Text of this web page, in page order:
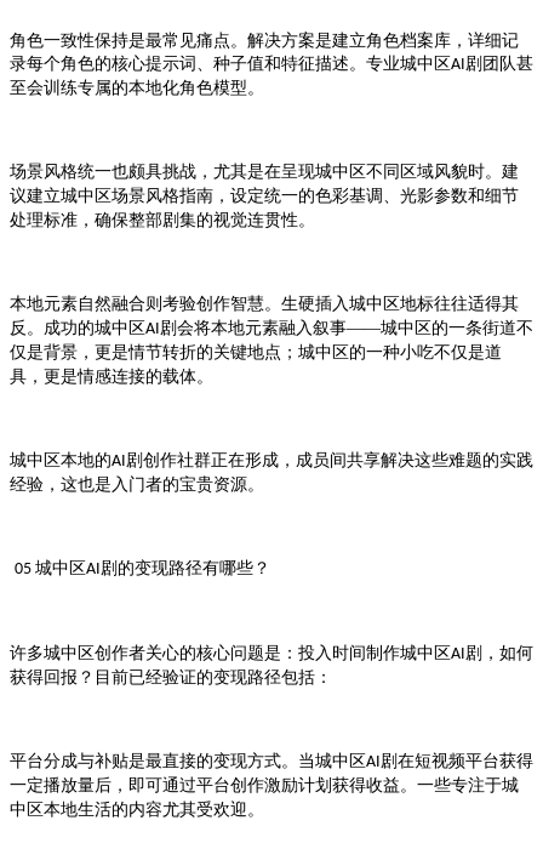
角色一致性保持是最常见痛点。解决方案是建立角色档案库，详细记
录每个角色的核心提示词、种子值和特征描述。专业城中区AI 剧团队甚
至会训练专属的本地化角色模型。
场景风格统一也颇具挑战，尤其是在呈现城中区不同区域风貌时。建
议建立城中区场景风格指南，设定统一的色彩基调、光影参数和细节
处理标准，确保整部剧集的视觉连贯性。
本地元素自然融合则考验创作智慧。生硬插入 城中区地标往往适得其
反。成功的城中区AI 剧会将本地元素融入叙事——城中区 的一条街道不
仅是背景，更是情节转折的关键地点； 城中区 的一种小吃不仅是道
具，更是情感连接的载体。
城中区本地的AI 剧创作社群正在形成，成员间共享解决这些难题的实践
经验，这也是入门者的宝贵资源。
05 城中区AI 剧的变现路径有哪些？
许多城中区创作者关心的核心问题是：投入时间制作城中区AI 剧，如何
获得回报？目前已经验证的变现路径包括：
平台分成与补贴是最直接的变现方式。当城中区AI 剧在短视频平台获得
一定播放量后，即可通过平台创作激励计划获得收益。一些专注于城
中区本地生活的内容尤其受欢迎。